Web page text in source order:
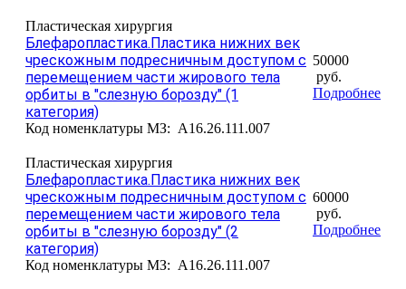
Пластическая хирургия
Блефаропластика.Пластика нижних век
чрескожным подресничным доступом с
перемещением части жирового тела
орбиты в "слезную борозду" (1
категория)
Код номенклатуры МЗ: A16.26.111.007
50000
руб.
Подробнее
Пластическая хирургия
Блефаропластика.Пластика нижних век
чрескожным подресничным доступом с
перемещением части жирового тела
орбиты в "слезную борозду" (2
категория)
Код номенклатуры МЗ: A16.26.111.007
60000
руб.
Подробнее